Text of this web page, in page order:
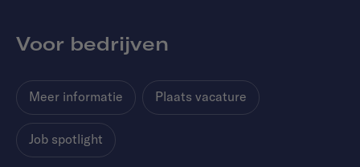
Voor bedrijven
Meer informatie Plaats vacature
Job spotlight